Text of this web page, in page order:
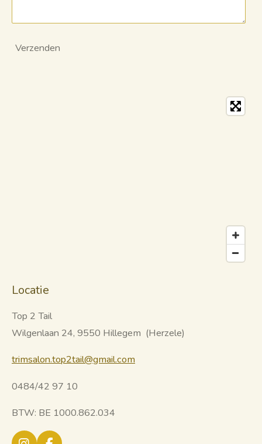
Verzenden
Locatie
Top 2 Tail
Wilgenlaan 24, 9550 Hillegem (Herzele)
trimsalon.top2tail@gmail.com
0484/42 97 10
BTW: BE 1000.862.034